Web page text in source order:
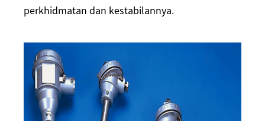
perkhidmatan dan kestabilannya.